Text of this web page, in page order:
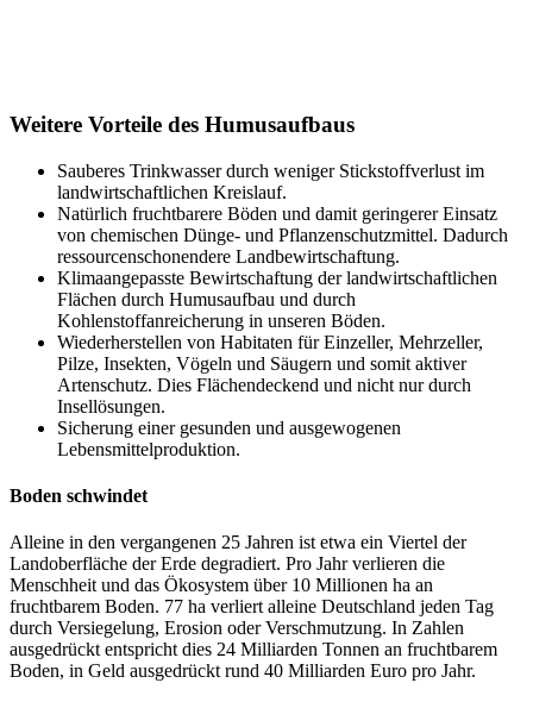
Weitere Vorteile des Humusaufbaus
Sauberes Trinkwasser durch weniger Stickstoffverlust im
landwirtschaftlichen Kreislauf.
Natürlich fruchtbarere Böden und damit geringerer Einsatz
von chemischen Dünge- und Pflanzenschutzmittel. Dadurch
ressourcenschonendere Landbewirtschaftung.
Klimaangepasste Bewirtschaftung der landwirtschaftlichen
Flächen durch Humusaufbau und durch
Kohlenstoffanreicherung in unseren Böden.
Wiederherstellen von Habitaten für Einzeller, Mehrzeller,
Pilze, Insekten, Vögeln und Säugern und somit aktiver
Artenschutz. Dies Flächendeckend und nicht nur durch
Insellösungen.
Sicherung einer gesunden und ausgewogenen
Lebensmittelproduktion.
Boden schwindet
Alleine in den vergangenen 25 Jahren ist etwa ein Viertel der
Landoberfläche der Erde degradiert. Pro Jahr verlieren die
Menschheit und das Ökosystem über 10 Millionen ha an
fruchtbarem Boden. 77 ha verliert alleine Deutschland jeden Tag
durch Versiegelung, Erosion oder Verschmutzung. In Zahlen
ausgedrückt entspricht dies 24 Milliarden Tonnen an fruchtbarem
Boden, in Geld ausgedrückt rund 40 Milliarden Euro pro Jahr.